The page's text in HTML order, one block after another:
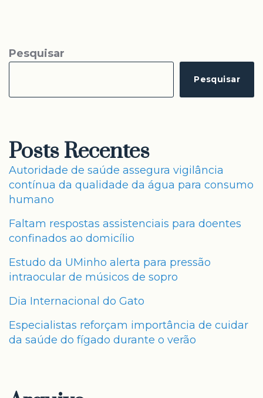
Pesquisar
Pesquisar
Posts Recentes
Autoridade de saúde assegura vigilância
contínua da qualidade da água para consumo
humano
Faltam respostas assistenciais para doentes
confinados ao domicílio
Estudo da UMinho alerta para pressão
intraocular de músicos de sopro
Dia Internacional do Gato
Especialistas reforçam importância de cuidar
da saúde do fígado durante o verão